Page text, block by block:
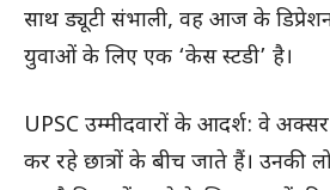
साथ ड्यूटी संभाली, वह आज के
युवाओं के लिए एक ‘केस स्टडी’ है।
UPSC उम्मीदवारों के आदर्श: वे
कर रहे छात्रों के बीच जाते हैं। उनकी